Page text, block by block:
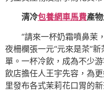
清冷包養網車馬費產
“請來一杯奶霜噴鼻茉
夜柵欄張一元“元來是茶”
單。一杯冷飲，成為不少
飲店擔任人王宇先容，為
里發布各式茉莉花口胃的